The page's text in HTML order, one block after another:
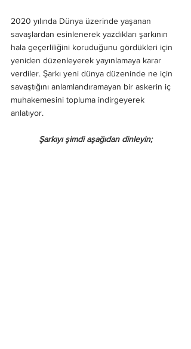
2020 yılında Dünya üzerinde yaşanan
savaşlardan esinlenerek yazdıkları şarkının
hala geçerliliğini koruduğunu gördükleri için
yeniden düzenleyerek yayınlamaya karar
verdiler. Şarkı yeni dünya düzeninde ne için
savaştığını anlamlandıramayan bir askerin iç
muhakemesini topluma indirgeyerek
anlatıyor.
Şarkıyı şimdi aşağıdan dinleyin;